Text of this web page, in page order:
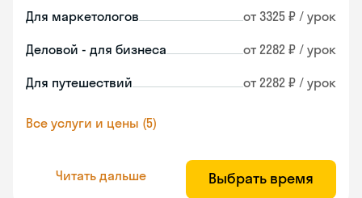
Для маркетологов от 3325 ₽ / урок
Деловой - для бизнеса от 2282 ₽ / урок
Для путешествий от 2282 ₽ / урок
Все услуги и цены (5)
Читать дальше Выбрать время